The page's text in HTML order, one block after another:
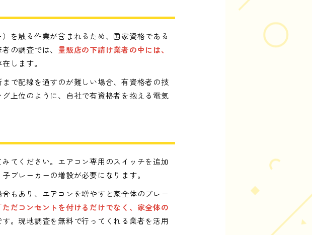
を触る作業が含まれるため、国家資格である
の調査では、 量販店の下請け業者の中には、
します。
で配線を通すのが難しい場合、有資格者の技
上位のように、自社で有資格者を抱える電気
てください。エアコン専用のスイッチを追加
ブレーカーの増設が必要になります。
もあり、エアコンを増やすと家全体のブレー
「ただコンセントを付けるだけでなく、家全体の
す。現地調査を無料で行ってくれる業者を活用